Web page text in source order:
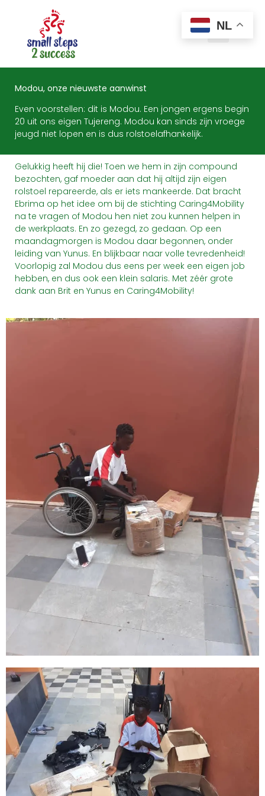
Modou, onze nieuwste aanwinst
Even voorstellen: dit is Modou. Een jongen ergens begin
20 uit ons eigen Tujereng. Modou kan sinds zijn vroege
jeugd niet lopen en is dus rolstoelafhankelijk.
Gelukkig heeft hij die! Toen we hem in zijn compound
bezochten, gaf moeder aan dat hij altijd zijn eigen
rolstoel repareerde, als er iets mankeerde. Dat bracht
Ebrima op het idee om bij de stichting Caring4Mobility
na te vragen of Modou hen niet zou kunnen helpen in
de werkplaats. En zo gezegd, zo gedaan. Op een
maandagmorgen is Modou daar begonnen, onder
leiding van Yunus. En blijkbaar naar volle tevredenheid!
Voorlopig zal Modou dus eens per week een eigen job
hebben, en dus ook een klein salaris. Met zéér grote
dank aan Brit en Yunus en Caring4Mobility!
NL